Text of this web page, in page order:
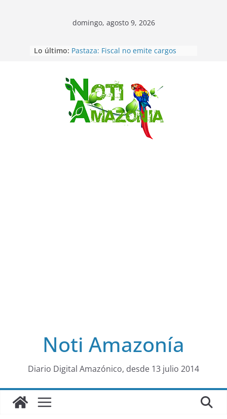
Saltar
al
domingo, agosto 9, 2026
Lo último: Pastaza: Fiscal no emite cargos
con una menor de10 años en
frontera sur
Napo: presunto sicariato en cantón
Archidona
Ecuador: dos jóvenes de 22 años
desaparecidos fueron encontrados
muertos en Puerto lopez
Noti Amazonía
Diario Digital Amazónico, desde 13 julio 2014